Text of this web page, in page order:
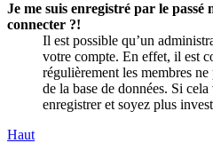
Je me suis enregistré par le passé
connecter ?!
Il est possible qu’un
votre compte. En effet, il est
régulièrement les membres
de la base de données. Si
enregistrer et soyez plus
Haut